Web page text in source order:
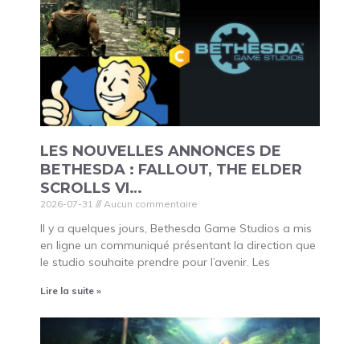
LES NOUVELLES ANNONCES DE
BETHESDA : FALLOUT, THE ELDER
SCROLLS VI…
2026-07-31 Aucun commentaire
Il y a quelques jours, Bethesda Game Studios a mis
en ligne un communiqué présentant la direction que
le studio souhaite prendre pour l’avenir. Les
Lire la suite »